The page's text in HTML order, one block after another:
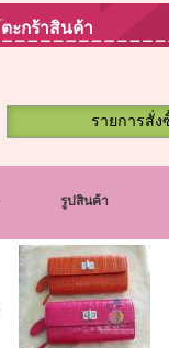
ตะกร้าสินค้า
รายการสั่ง
รูปสินค้า